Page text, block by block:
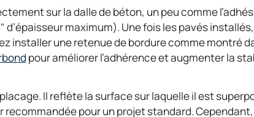
sur la dalle de béton, un peu comme
maximum). Une fois les pavés
installer une retenue de bordure comme montré
o
n
pour améliorer l’adhérence et augmenter la
Il reflète la surface sur laquelle il est
recommandée pour un projet standard.